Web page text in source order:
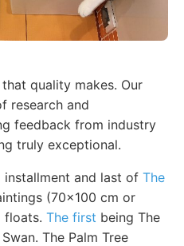
quality makes. Our
research and
feedback from industry
truly exceptional.
installment and last of The
(70x100 cm or
floats. The first being The
The Palm Tree